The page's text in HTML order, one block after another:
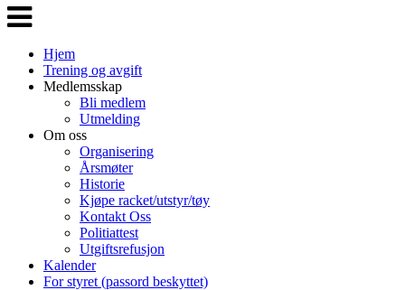
Veksle
navigasjon
Hjem
Trening og avgift
Medlemsskap
Bli medlem
Utmelding
Om oss
Organisering
Årsmøter
Historie
Kjøpe racket/utstyr/tøy
Kontakt Oss
Politiattest
Utgiftsrefusjon
Kalender
For styret (passord beskyttet)